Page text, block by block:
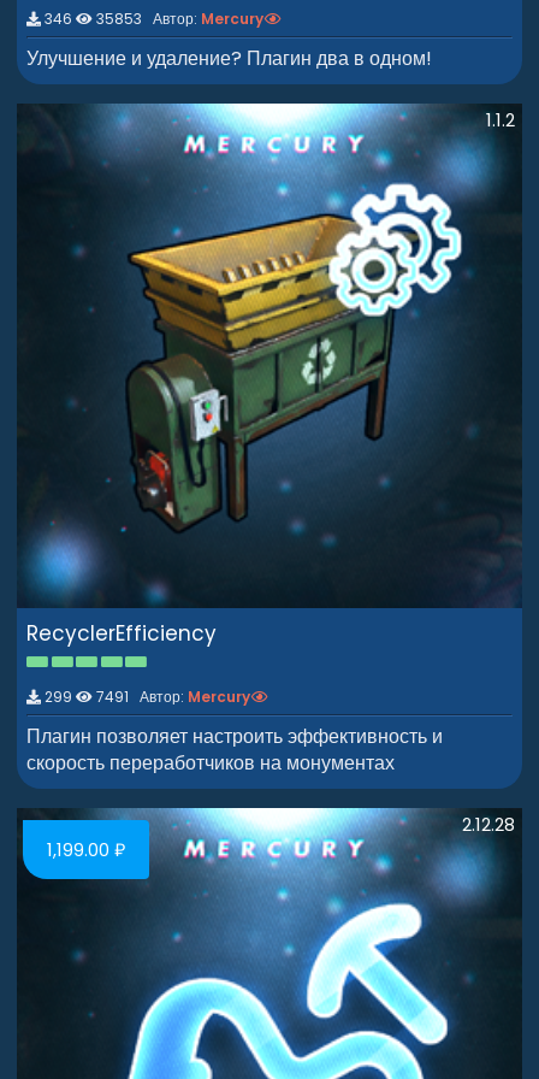
0
0
з
в
ё
з
д
346 35853 Автор: Mercury
Улучшение и удаление? Плагин два в одном!
1.1.2
RecyclerEfficiency
5
0
0
з
в
ё
д
299 7491 Автор: Mercury
Плагин позволяет настроить эффективность и
скорость переработчиков на монументах
1,199.00 ₽
2.12.28